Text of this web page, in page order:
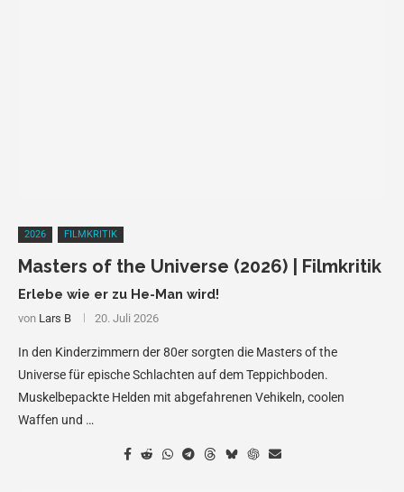
2026 FILMKRITIK
Masters of the Universe (2026) | Filmkritik
Erlebe wie er zu He-Man wird!
von Lars B 20. Juli 2026
In den Kinderzimmern der 80er sorgten die Masters of the
Universe für epische Schlachten auf dem Teppichboden.
Muskelbepackte Helden mit abgefahrenen Vehikeln, coolen
Waffen und …